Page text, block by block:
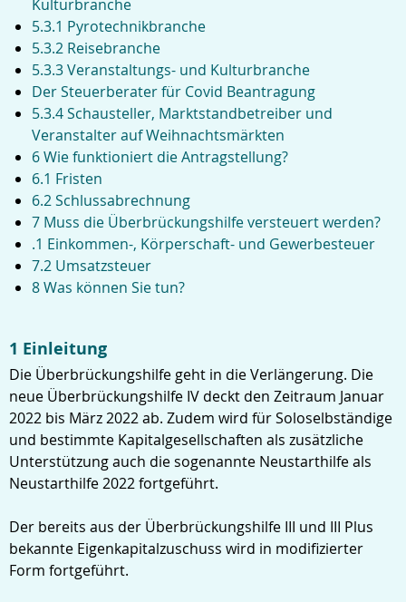
Kulturbranche
5.3.1 Pyrotechnikbranche
5.3.2 Reisebranche
5.3.3 Veranstaltungs- und Kulturbranche
Der Steuerberater für Covid Beantragung
5.3.4 Schausteller, Marktstandbetreiber und
Veranstalter auf Weihnachtsmärkten
6 Wie funktioniert die Antragstellung?
6.1 Fristen
6.2 Schlussabrechnung
7 Muss die Überbrückungshilfe versteuert werden?
.1 Einkommen-, Körperschaft- und Gewerbesteuer
7.2 Umsatzsteuer
8 Was können Sie tun?
1 Einleitung
Die Überbrückungshilfe geht in die Verlängerung. Die
neue Überbrückungshilfe IV deckt den Zeitraum Januar
2022 bis März 2022 ab. Zudem wird für Soloselbständige
und bestimmte Kapitalgesellschaften als zusätzliche
Unterstützung auch die sogenannte Neustarthilfe als
Neustarthilfe 2022 fortgeführt.
Der bereits aus der Überbrückungshilfe III und III Plus
bekannte Eigenkapitalzuschuss wird in modifizierter
Form fortgeführt.
Suche